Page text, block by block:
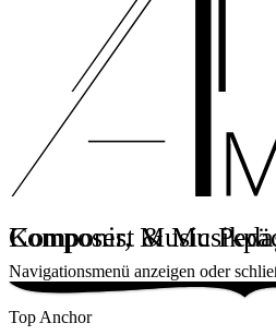
Komponist &
Composer, Music
Navigationsmenü anzeigen oder
Top Anchor